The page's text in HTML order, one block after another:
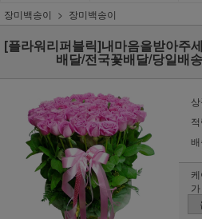
장미백송이 장미백송이
[플라워리퍼블릭]내마음을받아주
배달/전국꽃배달/당일배
가